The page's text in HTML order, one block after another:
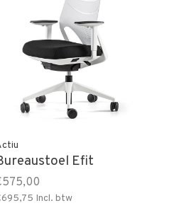
Efit
Incl. btw